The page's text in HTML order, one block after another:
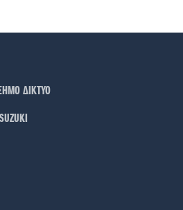
ΔΙΚΤΥΟ